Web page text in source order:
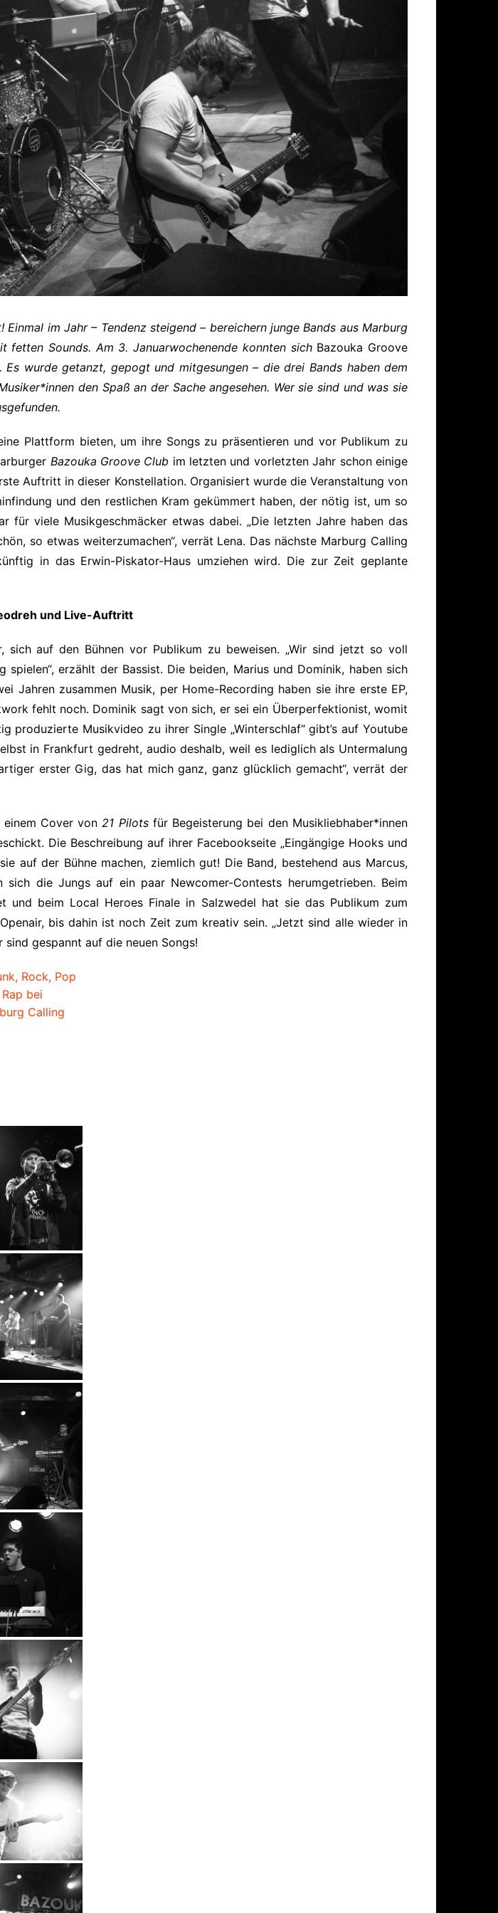
im Jahr – Tendenz steigend – bereichern junge Bands aus Marburg
Sounds. Am 3. Januarwochenende konnten sich Bazouka Groove
Es wurde getanzt, gepogt und mitgesungen – die drei Bands haben dem
den Spaß an der Sache angesehen. Wer sie sind und was sie
Plattform bieten, um ihre Songs zu präsentieren und vor Publikum zu
Bazouka Groove Club im letzten und vorletzten Jahr schon einige
Auftritt in dieser Konstellation. Organisiert wurde die Veranstaltung von
und den restlichen Kram gekümmert haben, der nötig ist, um so
viele Musikgeschmäcker etwas dabei. „Die letzten Jahre haben das
so etwas weiterzumachen“, verrät Lena. Das nächste Marburg Calling
in das Erwin-Piskator-Haus umziehen wird. Die zur Zeit geplante
und Live-Auftritt
sich auf den Bühnen vor Publikum zu beweisen. „Wir sind jetzt so voll
erzählt der Bassist. Die beiden, Marius und Dominik, haben sich
Jahren zusammen Musik, per Home-Recording haben sie ihre erste EP,
fehlt noch. Dominik sagt von sich, er sei ein Überperfektionist, womit
produzierte Musikvideo zu ihrer Single „Winterschlaf“ gibt’s auf Youtube
in Frankfurt gedreht, audio deshalb, weil es lediglich als Untermalung
erster Gig, das hat mich ganz, ganz glücklich gemacht“, verrät der
Cover von 21 Pilotsfür Begeisterung bei den Musikliebhaber*innen
Die Beschreibung auf ihrer Facebookseite „Eingängige Hooks und
auf der Bühne machen, ziemlich gut! Die Band, bestehend aus Marcus,
die Jungs auf ein paar Newcomer-Contests herumgetrieben. Beim
und beim Local Heroes Finale in Salzwedel hat sie das Publikum zum
bis dahin ist noch Zeit zum kreativ sein. „Jetzt sind alle wieder in
gespannt auf die neuen Songs!